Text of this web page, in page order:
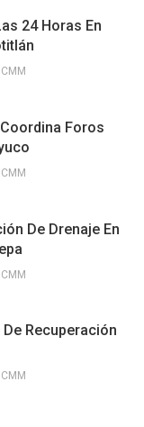
24 Horas En
CMM
Foros
CMM
De Drenaje En
CMM
Recuperación
CMM